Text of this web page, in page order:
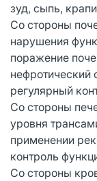
зуд, сыпь,
Со стороны
нарушения
поражение
нефротический
регулярный
Со стороны
уровня
применении
контроль
Со стороны